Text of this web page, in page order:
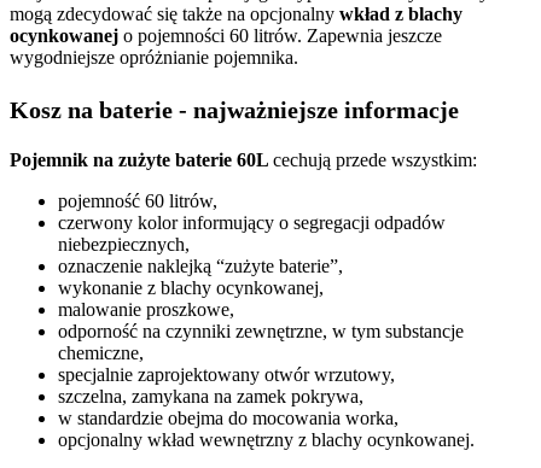
mogą zdecydować się także na opcjonalny wkład z blachy
ocynkowanej o pojemności 60 litrów. Zapewnia jeszcze
wygodniejsze opróżnianie pojemnika.
Kosz na baterie - najważniejsze informacje
Pojemnik na zużyte baterie 60L cechują przede wszystkim:
pojemność 60 litrów,
czerwony kolor informujący o segregacji odpadów
niebezpiecznych,
oznaczenie naklejką “zużyte baterie”,
wykonanie z blachy ocynkowanej,
malowanie proszkowe,
odporność na czynniki zewnętrzne, w tym substancje
chemiczne,
specjalnie zaprojektowany otwór wrzutowy,
szczelna, zamykana na zamek pokrywa,
w standardzie obejma do mocowania worka,
opcjonalny wkład wewnętrzny z blachy ocynkowanej.